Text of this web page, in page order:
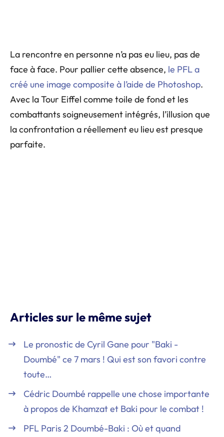
La rencontre en personne n’a pas eu lieu, pas de
face à face. Pour pallier cette absence, le PFL a
créé une image composite à l’aide de Photoshop.
Avec la Tour Eiffel comme toile de fond et les
combattants soigneusement intégrés, l’illusion que
la confrontation a réellement eu lieu est presque
parfaite.
Articles sur le même sujet
Le pronostic de Cyril Gane pour "Baki -
Doumbé" ce 7 mars ! Qui est son favori contre
toute…
Cédric Doumbé rappelle une chose importante
à propos de Khamzat et Baki pour le combat !
PFL Paris 2 Doumbé-Baki : Où et quand